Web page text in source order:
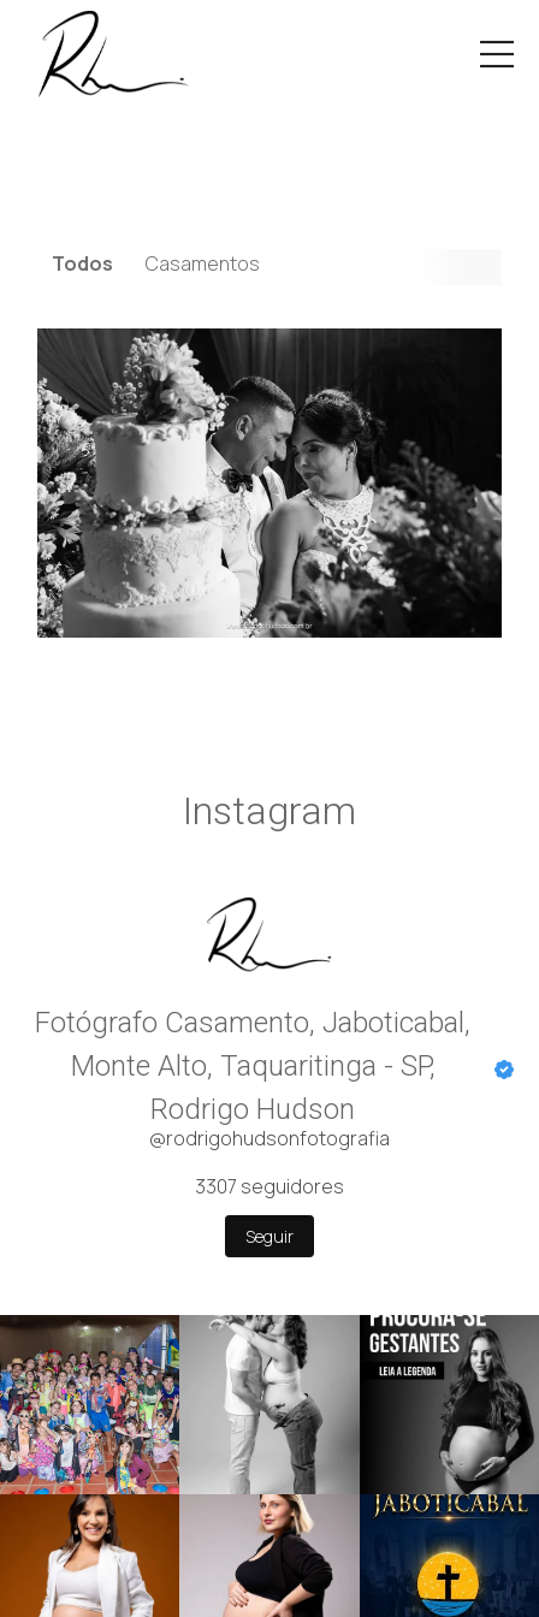
Todos Casamentos
Instagram
Fotógrafo Casamento, Jaboticabal,
Monte Alto, Taquaritinga - SP,
Rodrigo Hudson
@rodrigohudsonfotografia
3307 seguidores
Seguir